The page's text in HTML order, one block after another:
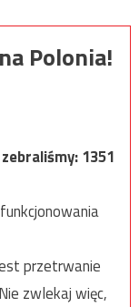
Polonia!
zebraliśmy:1351
przetrwanie
zwlekaj więc,